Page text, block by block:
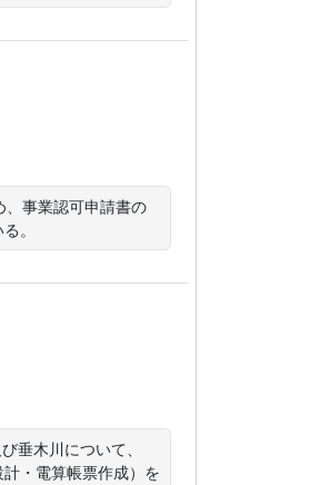
、事業認可申請書の
。
垂木川について、
・電算帳票作成）を